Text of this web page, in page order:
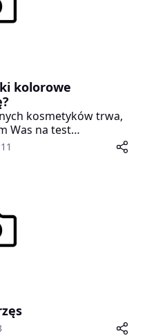
kolorowe
kosmetyków trwa,
Was na test
wyróżniające się
z funkcjonalnością i